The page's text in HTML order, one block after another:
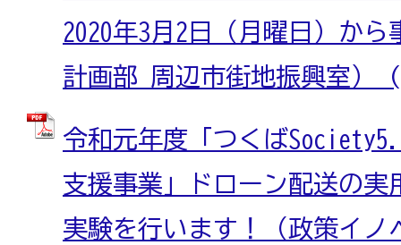
2020年3月2日（月曜日）か
計画部 周辺市街地振興室）
令和元年度「つくば
支援事業」ドローン配送の実
実験を行います！（政策イ